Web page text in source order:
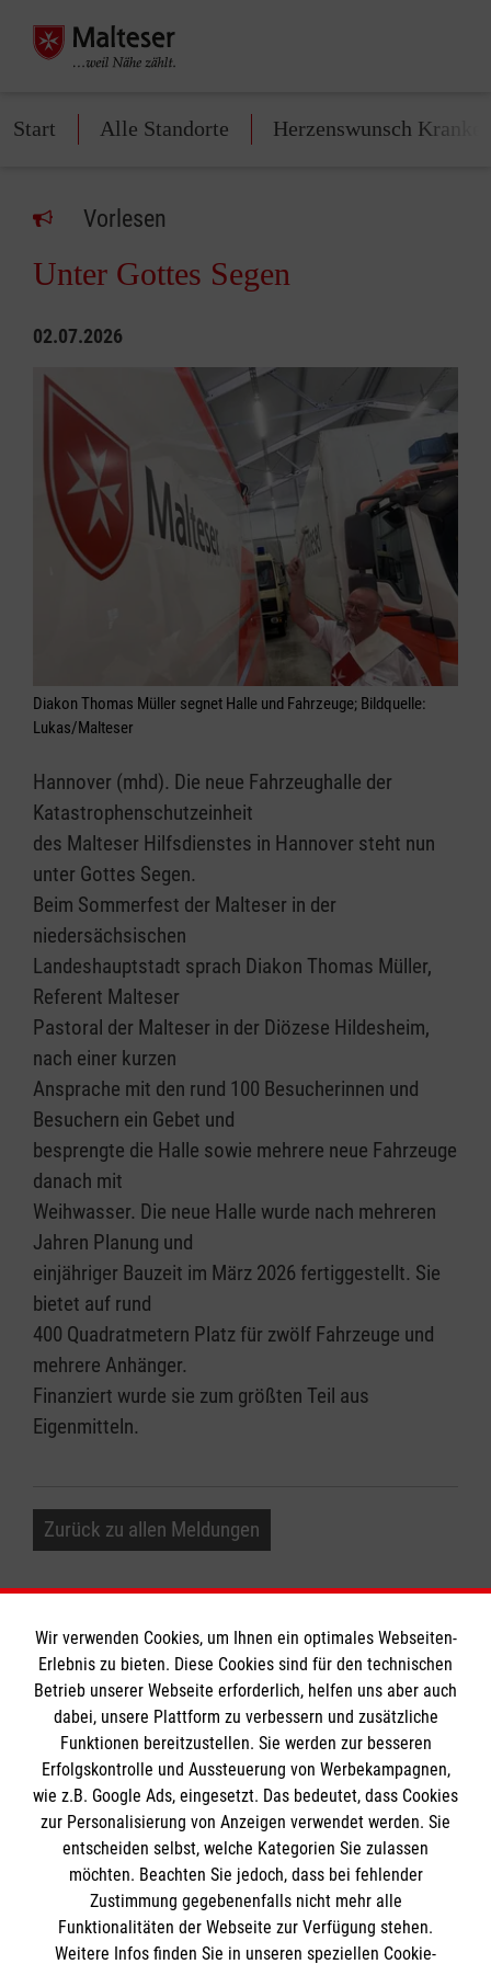
Start Alle Standorte Herzenswunsch
Vorlesen
Unter Gottes Segen
02.07.2026
Diakon Thomas Müller segnet Halle und Fahrzeuge; Bildquelle:
Lukas/Malteser
Hannover (mhd). Die neue Fahrzeughalle der
Katastrophenschutzeinheit
des Malteser Hilfsdienstes in Hannover steht nun
unter Gottes Segen.
Beim Sommerfest der Malteser in der
niedersächsischen
Landeshauptstadt sprach Diakon Thomas Müller,
Referent Malteser
Pastoral der Malteser in der Diözese Hildesheim,
nach einer kurzen
Ansprache mit den rund 100 Besucherinnen und
Besuchern ein Gebet und
besprengte die Halle sowie mehrere neue Fahrzeuge
danach mit
Weihwasser. Die neue Halle wurde nach mehreren
Jahren Planung und
einjähriger Bauzeit im März 2026 fertiggestellt. Sie
bietet auf rund
400 Quadratmetern Platz für zwölf Fahrzeuge und
mehrere Anhänger.
Finanziert wurde sie zum größten Teil aus
Eigenmitteln.
Zurück zu allen Meldungen
Informationen
Impressum
Datenschutz
Barrierefreiheit
Kontakt
Die Malteser
Malteserorden
Malteser Jugend
Malteser International
So finden Sie uns
Wir verwenden Cookies, um Ihnen ein optimales Webseiten-
Erlebnis zu bieten. Diese Cookies sind für den technischen
Betrieb unserer Webseite erforderlich, helfen uns aber auch
dabei, unsere Plattform zu verbessern und zusätzliche
Funktionen bereitzustellen. Sie werden zur besseren
Erfolgskontrolle und Aussteuerung von Werbekampagnen,
wie z.B. Google Ads, eingesetzt. Das bedeutet, dass Cookies
zur Personalisierung von Anzeigen verwendet werden. Sie
entscheiden selbst, welche Kategorien Sie zulassen
möchten. Beachten Sie jedoch, dass bei fehlender
Zustimmung gegebenenfalls nicht mehr alle
Funktionalitäten der Webseite zur Verfügung stehen.
Weitere Infos finden Sie in unseren speziellen Cookie-